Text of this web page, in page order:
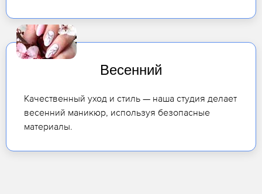
Весенний
Качественный уход и стиль — наша студия делает
весенний маникюр, используя безопасные
материалы.